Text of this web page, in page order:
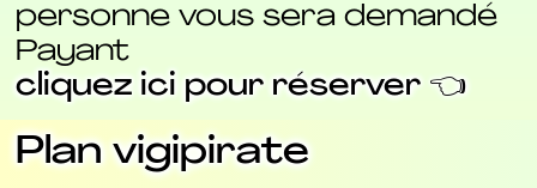
personne vous sera demandé
Payant
cliquez ici pour réserver 👈
Plan vigipirate